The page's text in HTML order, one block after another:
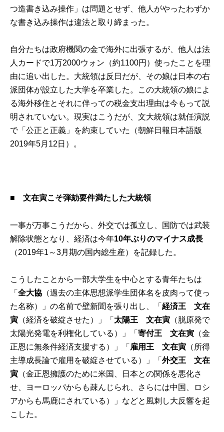
つ造書き込み操作」は問題とせず、他人がやったわずか
な書き込み操作は違法と取り締まった。
自分たちは政府機関の金で海外に出張するが、他人は法
人カードで1万2000ウォン（約1100円）使ったことを理
由に追い出した。大統領は反日だが、その娘は日本の右
派団体が設立した大学を卒業した。この大統領の娘によ
る海外移住とそれに伴っての税金支出理由は今もって説
明されていない。現実はこうだが、文大統領は就任演説
で「公正と正義」を約束していた（朝鮮日報日本語版
2019年5月12日）。
■文在寅こそ弾劾要件満たした大統領
一事が万事こうだから、外交では孤立し、国防では武装
解除状態となり、経済は今年10年ぶりのマイナス成長
（2019年1～3月期の国内総生産）を記録した。
こうしたことから一部大学生を中心とする青年たちは
「全大協 （過去の主体思想派学生団体名を皮肉って使っ
た名称）」の名前で壁新聞を張り出し、「経済王 文在
寅 （経済を破綻させた）」「 太陽王 文在寅 （脱原発で
太陽光発電を利権化している）」「寄付王 文在寅 （金
正恩に無条件経済支援する）」「 雇用王 文在寅 （所得
主導成長論で雇用を破綻させている）」「外交王 文在
寅 （金正恩擁護のために米国、日本との関係を悪化さ
せ、ヨーロッパからも疎んじられ、さらには中国、ロシ
アからも馬鹿にされている）」などと風刺し大反響を起
こした。